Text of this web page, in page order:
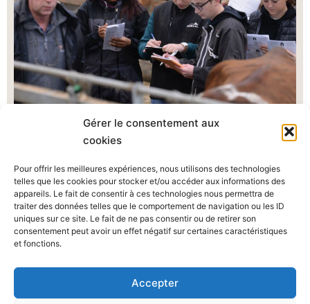
Gérer le consentement aux
cookies
Pour offrir les meilleures expériences, nous utilisons des technologies
telles que les cookies pour stocker et/ou accéder aux informations des
appareils. Le fait de consentir à ces technologies nous permettra de
traiter des données telles que le comportement de navigation ou les ID
uniques sur ce site. Le fait de ne pas consentir ou de retirer son
consentement peut avoir un effet négatif sur certaines caractéristiques
et fonctions.
Accepter
Voir la fiche formation
Agri’Pôle
400 route de Fougères- 50600 Les Loges-Marchis